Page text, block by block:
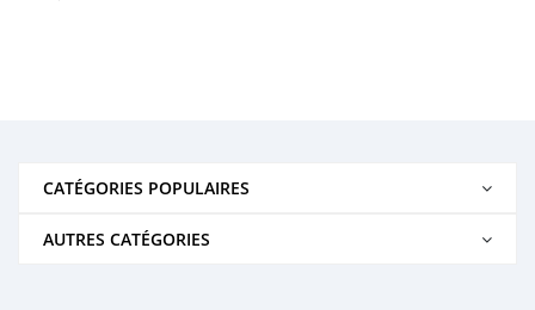
CATÉGORIES POPULAIRES
AUTRES CATÉGORIES